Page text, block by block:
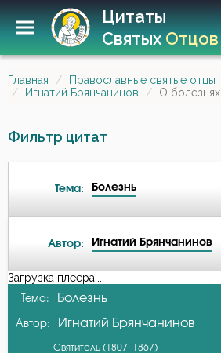
Цитаты
СвятыхОтцов
Главная
Православные святые отцы
Игнатий Брянчанинов
О болезнях
Фильтр цитат
Тема: Болезнь
Ад
Антихрист
Автор: Игнатий Брянчанинов
А-я
Авва Исайя (Скитский)
Загрузка плеера...
Тема: Болезнь
Автор: Игнатий Брянчанинов
Святитель (1807–1867)